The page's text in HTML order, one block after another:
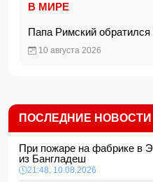
В МИРЕ
Папа Римский обратился
10 августа 2026
ПОСЛЕДНИЕ НОВОСТИ
При пожаре на фабрике в
из Бангладеш
21:48, 10.08.2026